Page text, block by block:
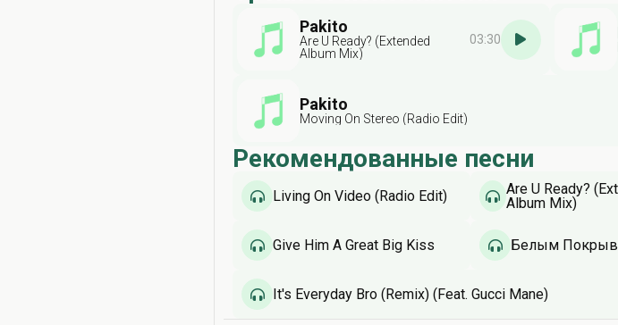
Pakito
Are U Ready? (Extended
Album Mix)
03:30
Pakito
Moving On Stereo (Radio Edit)
Рекомендованные песни
Living On Video (Radio Edit)
Are U Ready?
Album Mix)
Give Him A Great Big Kiss Белым
It's Everyday Bro (Remix) (Feat. Gucci Mane)